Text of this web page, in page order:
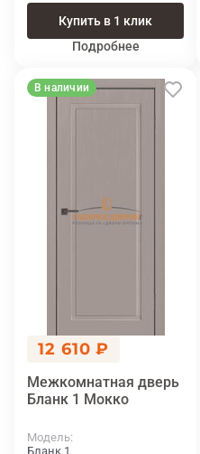
Купить в 1 клик
Подробнее
В наличии
12 610 ₽
Межкомнатная дверь
Бланк 1 Мокко
Модель
Бланк 1